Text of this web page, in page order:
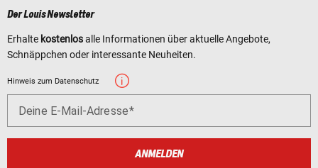
Der Louis Newsletter
Erhalte kostenlosalle Informationen über aktuelle Angebote,
Schnäppchen oder interessante Neuheiten.
Hinweis zum Datenschutz
Deine E-Mail-Adresse
ANMELDEN